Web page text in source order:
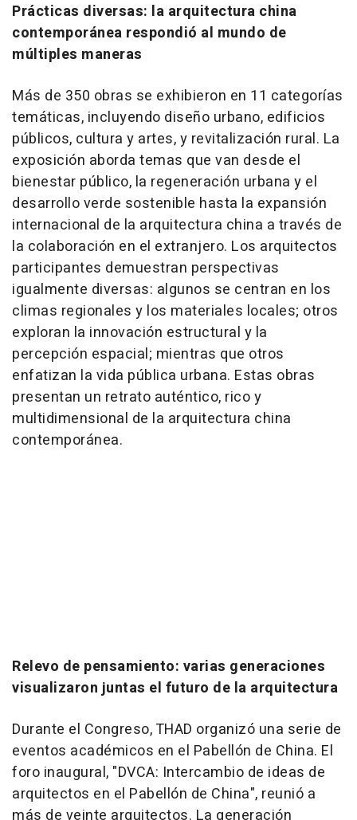
Prácticas diversas: la arquitectura china
contemporánea respondió al mundo de
múltiples maneras
Más de 350 obras se exhibieron en 11 categorías
temáticas, incluyendo diseño urbano, edificios
públicos, cultura y artes, y revitalización rural. La
exposición aborda temas que van desde el
bienestar público, la regeneración urbana y el
desarrollo verde sostenible hasta la expansión
internacional de la arquitectura china a través de
la colaboración en el extranjero. Los arquitectos
participantes demuestran perspectivas
igualmente diversas: algunos se centran en los
climas regionales y los materiales locales; otros
exploran la innovación estructural y la
percepción espacial; mientras que otros
enfatizan la vida pública urbana. Estas obras
presentan un retrato auténtico, rico y
multidimensional de la arquitectura china
contemporánea.
Relevo de pensamiento: varias generaciones
visualizaron juntas el futuro de la arquitectura
Durante el Congreso, THAD organizó una serie de
eventos académicos en el Pabellón de China. El
foro inaugural, "DVCA: Intercambio de ideas de
arquitectos en el Pabellón de China", reunió a
más de veinte arquitectos. La generación